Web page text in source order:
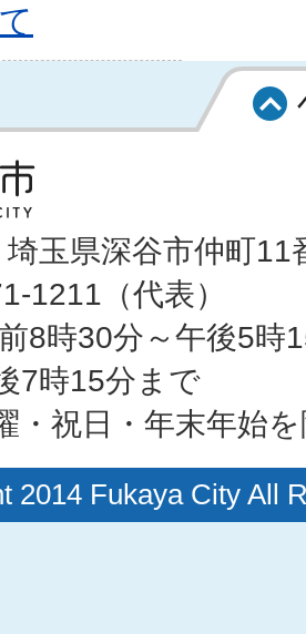
玉県深谷市仲町11
1211（代表）
8時30分～午後5時
7時15分まで
・祝日・年末年始
2014 Fukaya City All